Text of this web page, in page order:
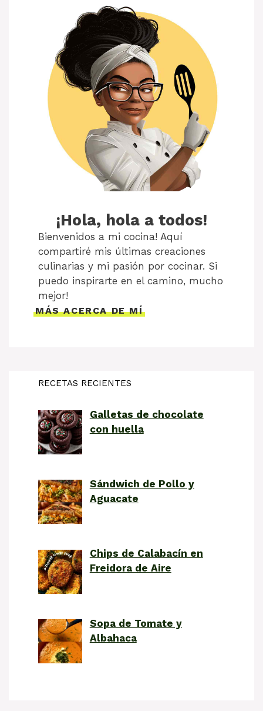
¡Hola, hola a todos!
Bienvenidos a mi cocina! Aquí
compartiré mis últimas creaciones
culinarias y mi pasión por cocinar. Si
puedo inspirarte en el camino, mucho
mejor!
MÁS ACERCA DE MÍ
RECETAS RECIENTES
Galletas de chocolate
con huella
Sándwich de Pollo y
Aguacate
Chips de Calabacín en
Freidora de Aire
Sopa de Tomate y
Albahaca